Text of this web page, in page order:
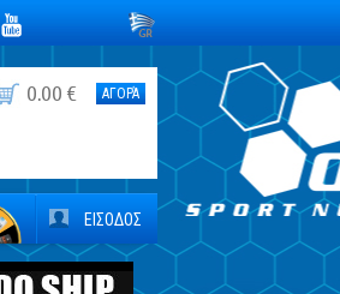
0.00 € ΑΓΟΡΆ
ΕΙΣΟΔΟΣ